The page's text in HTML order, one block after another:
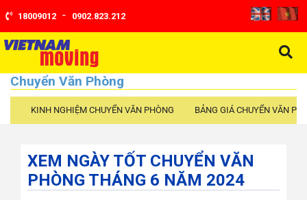
18009012 - 0902.823.212
Chuyển Văn Phòng
KINH NGHIỆM CHUYỂN VĂN PHÒNG BẢNG GIÁ CHUYỂN VĂN
XEM NGÀY TỐT CHUYỂN VĂN
PHÒNG THÁNG 6 NĂM 2024